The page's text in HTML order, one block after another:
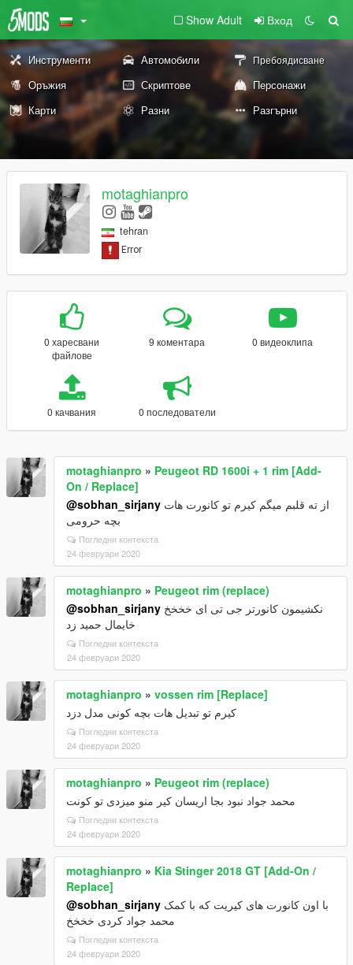
Show Adult Вход
Инструменти Автомобили Пребоядисване
Оръжия Скриптове
Персонажи
Карти
Разни Разгърни
motaghianpro
tehran
0 харесвани
файлове
9 коментара 0 видеоклипа
0 качвания 0 последователи
motaghianpro » Peugeot RD 1600i + 1 rim [Add-
On / Replace]
@sobhan_sirjany
بچه حرومی
Погледни контекста
24 февруари 2020
motaghianpro » Peugeot rim (replace)
@sobhan_sirjany
خایمال حمید زد
Погледни контекста
24 февруари 2020
motaghianpro » vossen rim [Replace]
کیرم تو تبدیل هات بچه کونی مدل دزد
Погледни контекста
24 февруари 2020
motaghianpro » Peugeot rim (replace)
محمد جواد نبود بجا اریسان کیر منو میزدی تو کونت
Погледни контекста
24 февруари 2020
motaghianpro » Kia Stinger 2018 GT [Add-On /
Replace]
@sobhan_sirjany
محمد جواد کردی خخخخ
Погледни контекста
24 февруари 2020